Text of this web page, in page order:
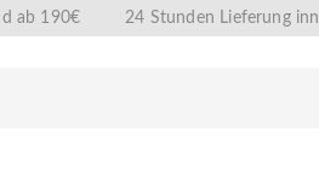
ab 190€ 24 Stunden Lieferung